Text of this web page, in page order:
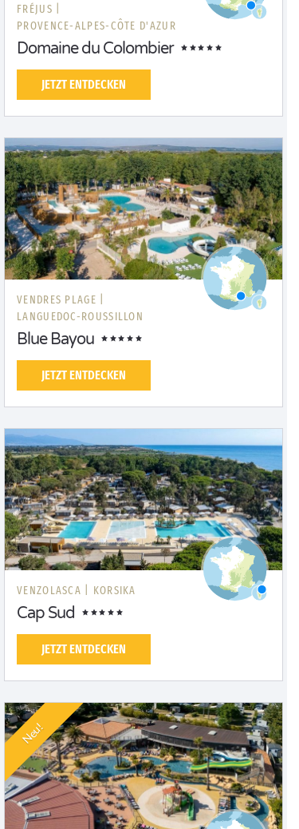
FRÉJUS |
PROVENCE-ALPES-CÔTE D'AZUR
Domaine du Colombier
JETZT ENTDECKEN
VENDRES PLAGE |
LANGUEDOC-ROUSSILLON
Blue Bayou
JETZT ENTDECKEN
VENZOLASCA | KORSIKA
Cap Sud
JETZT ENTDECKEN
Neu!